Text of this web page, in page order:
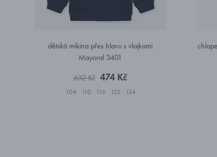
dětská mikina přes hlavu s vlajkami
Mayoral 3401
632 Kč 474 Kč
104 110 116 122 134